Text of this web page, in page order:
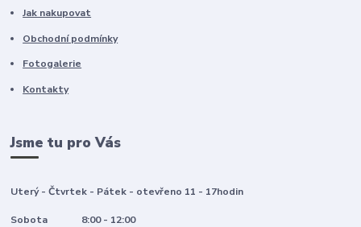
Jak nakupovat
Obchodní podmínky
Fotogalerie
Kontakty
Jsme tu pro Vás
Uterý - Čtvrtek - Pátek - otevřeno 11 - 17hodin
Sobota 8:00 - 12:00